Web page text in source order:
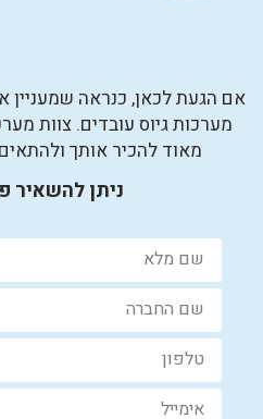
אם הגעת לכאן, כנראה
מאוד להכיר אותך
ניתן להשאיר